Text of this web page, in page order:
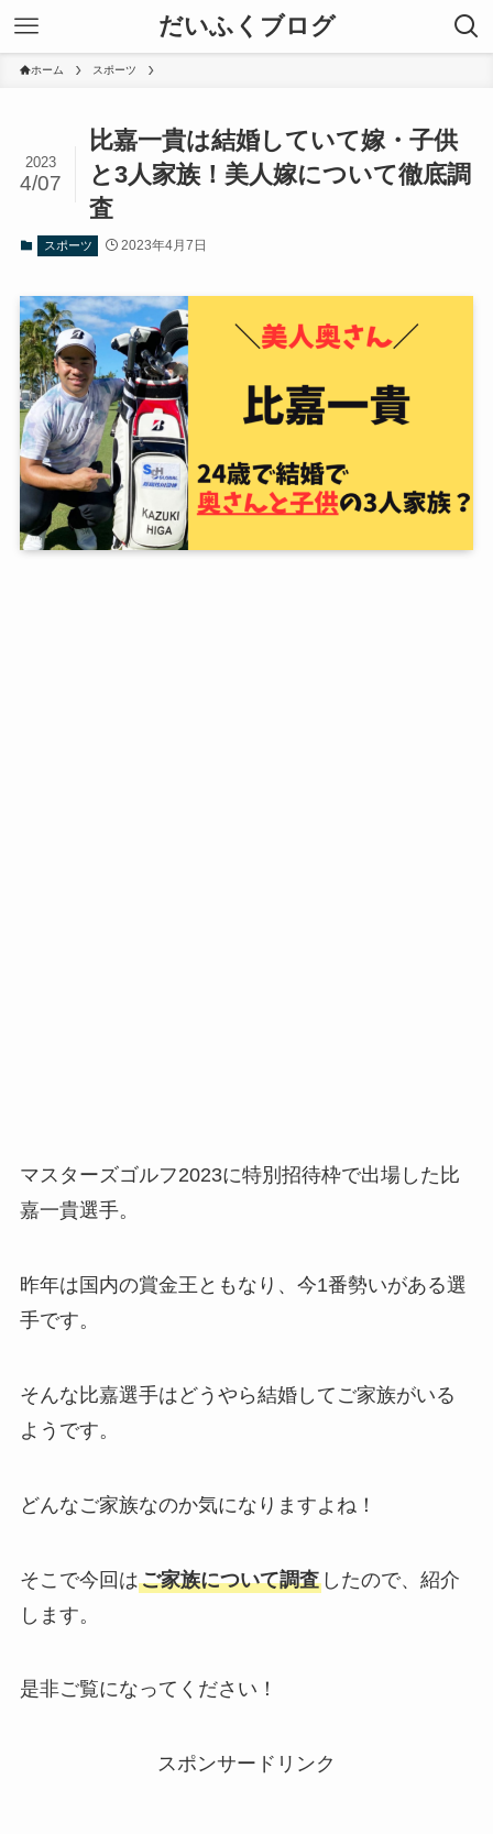
だいふくブログ
ホーム スポーツ
比嘉一貴は結婚していて嫁・子供
と3人家族！美人嫁について徹底調
査
2023
4/07
スポーツ 2023年4月7日
マスターズゴルフ2023に特別招待枠で出場した比
嘉一貴選手。
昨年は国内の賞金王ともなり、今1番勢いがある選
手です。
そんな比嘉選手はどうやら結婚してご家族がいる
ようです。
どんなご家族なのか気になりますよね！
そこで今回はご家族について調査したので、紹介
します。
是非ご覧になってください！
スポンサードリンク